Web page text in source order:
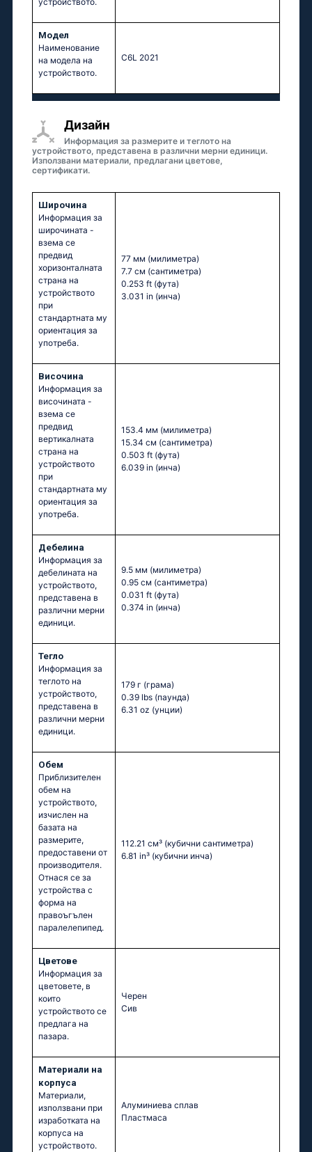
Модел
Наименование
на модела на
устройството.
C6L 2021
Дизайн
Информация за размерите и теглото на
устройството, представена в различни мерни единици.
Използвани материали, предлагани цветове,
сертификати.
Широчина
Информация за
широчината -
взема се
предвид
хоризонталната
страна на
устройството
при
стандартната му
ориентация за
употреба.
77 мм (милиметра)
7.7 см (сантиметра)
0.253 ft (фута)
3.031 in (инча)
Височина
Информация за
височината -
взема се
предвид
вертикалната
страна на
устройството
при
стандартната му
ориентация за
употреба.
153.4 мм (милиметра)
15.34 см (сантиметра)
0.503 ft (фута)
6.039 in (инча)
Дебелина
Информация за
дебелината на
устройството,
представена в
различни мерни
единици.
9.5 мм (милиметра)
0.95 см (сантиметра)
0.031 ft (фута)
0.374 in (инча)
Тегло
Информация за
теглото на
устройството,
представена в
различни мерни
единици.
179 г (грама)
0.39 lbs (паунда)
6.31 oz (унции)
Обем
Приблизителен
обем на
устройството,
изчислен на
базата на
размерите,
предоставени от
производителя.
Отнася се за
устройства с
форма на
правоъгълен
паралелепипед.
112.21 см³ (кубични сантиметра)
6.81 in³ (кубични инча)
Цветове
Информация за
цветовете, в
които
устройството се
предлага на
пазара.
Черен
Сив
Материали на
корпуса
Материали,
използвани при
изработката на
корпуса на
устройството.
Алуминиева сплав
Пластмаса